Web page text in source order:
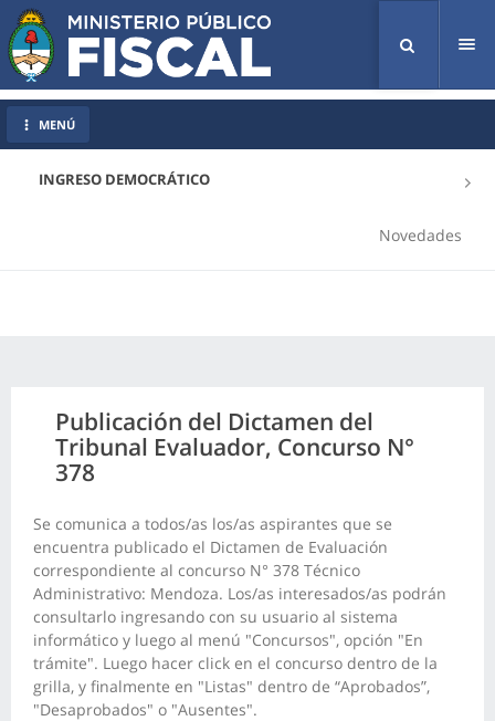
INGRESO DEMOCRÁTICO
Novedades
MENÚ
Publicación del Dictamen del
Tribunal Evaluador, Concurso N°
378
Se comunica a todos/as los/as aspirantes que se
encuentra publicado el Dictamen de Evaluación
correspondiente al concurso N° 378 Técnico
Administrativo: Mendoza. Los/as interesados/as podrán
consultarlo ingresando con su usuario al sistema
informático y luego al menú "Concursos", opción "En
trámite". Luego hacer click en el concurso dentro de la
grilla, y finalmente en "Listas" dentro de “Aprobados”,
"Desaprobados" o "Ausentes".